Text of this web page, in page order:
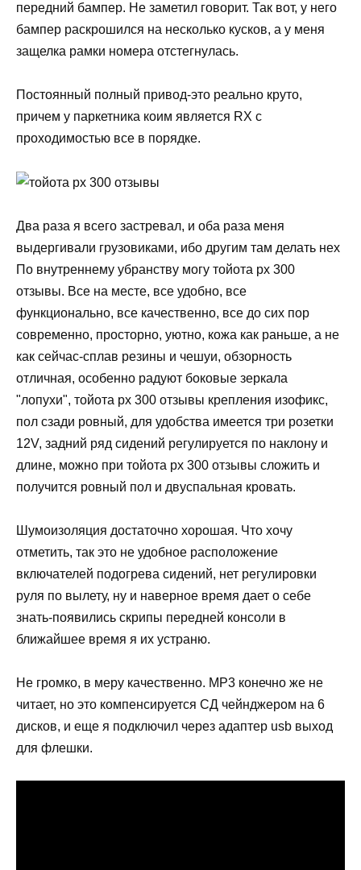
передний бампер. Не заметил говорит. Так вот, у него
бампер раскрошился на несколько кусков, а у меня
защелка рамки номера отстегнулась.
Постоянный полный привод-это реально круто,
причем у паркетника коим является RX с
проходимостью все в порядке.
Два раза я всего застревал, и оба раза меня
выдергивали грузовиками, ибо другим там делать нех
По внутреннему убранству могу тойота рх 300
отзывы. Все на месте, все удобно, все
функционально, все качественно, все до сих пор
современно, просторно, уютно, кожа как раньше, а не
как сейчас-сплав резины и чешуи, обзорность
отличная, особенно радуют боковые зеркала
"лопухи", тойота рх 300 отзывы крепления изофикс,
пол сзади ровный, для удобства имеется три розетки
12V, задний ряд сидений регулируется по наклону и
длине, можно при тойота рх 300 отзывы сложить и
получится ровный пол и двуспальная кровать.
Шумоизоляция достаточно хорошая. Что хочу
отметить, так это не удобное расположение
включателей подогрева сидений, нет регулировки
руля по вылету, ну и наверное время дает о себе
знать-появились скрипы передней консоли в
ближайшее время я их устраню.
Не громко, в меру качественно. МР3 конечно же не
читает, но это компенсируется СД чейнджером на 6
дисков, и еще я подключил через адаптер usb выход
для флешки.